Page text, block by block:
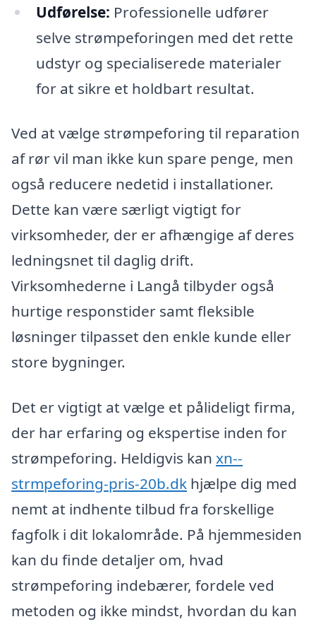
Udførelse: Professionelle udfører
selve strømpeforingen med det rette
udstyr og specialiserede materialer
for at sikre et holdbart resultat.
Ved at vælge strømpeforing til reparation
af rør vil man ikke kun spare penge, men
også reducere nedetid i installationer.
Dette kan være særligt vigtigt for
virksomheder, der er afhængige af deres
ledningsnet til daglig drift.
Virksomhederne i Langå tilbyder også
hurtige responstider samt fleksible
løsninger tilpasset den enkle kunde eller
store bygninger.
Det er vigtigt at vælge et pålideligt firma,
der har erfaring og ekspertise inden for
strømpeforing. Heldigvis kan xn--
strmpeforing-pris-20b.dk hjælpe dig med
nemt at indhente tilbud fra forskellige
fagfolk i dit lokalområde. På hjemmesiden
kan du finde detaljer om, hvad
strømpeforing indebærer, fordele ved
metoden og ikke mindst, hvordan du kan